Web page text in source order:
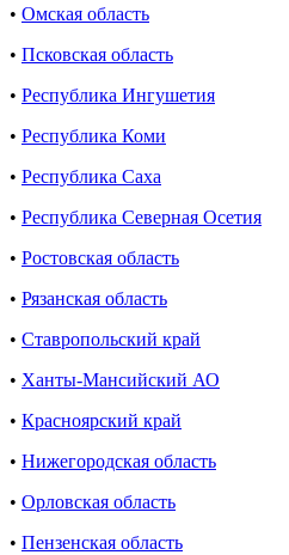
• Омская область
• Псковская область
• Республика Ингушетия
• Республика Коми
• Республика Саха
• Республика Северная Осетия
• Ростовская область
• Рязанская область
• Ставропольский край
• Ханты-Мансийский АО
• Красноярский край
• Нижегородская область
• Орловская область
• Пензенская область